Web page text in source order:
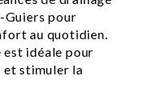
Guiers pour
au quotidien.
idéale pour
stimuler la